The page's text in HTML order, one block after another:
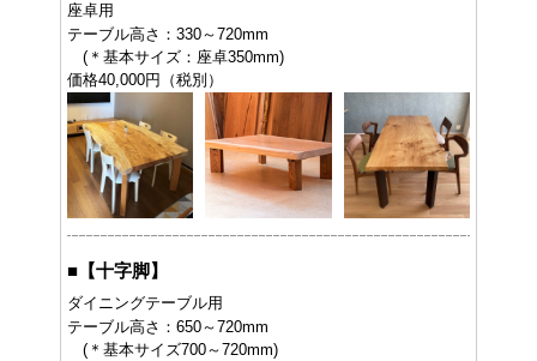
座卓用
テーブル高さ：330～720mm
(＊基本サイズ：座卓350mm)
価格40,000円（税別）
■ 【十字脚】
ダイニングテーブル用
テーブル高さ：650～720mm
(＊基本サイズ700～720mm)